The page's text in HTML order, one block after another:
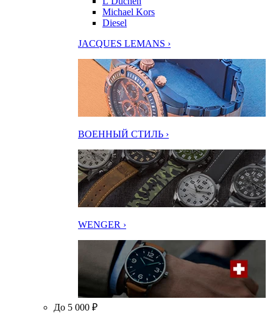
Michael Kors
Diesel
JACQUES LEMANS ›
ВОЕННЫЙ СТИЛЬ ›
WENGER ›
До 5 000 ₽